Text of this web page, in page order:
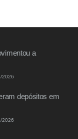
a
2026
depósitos em
2026